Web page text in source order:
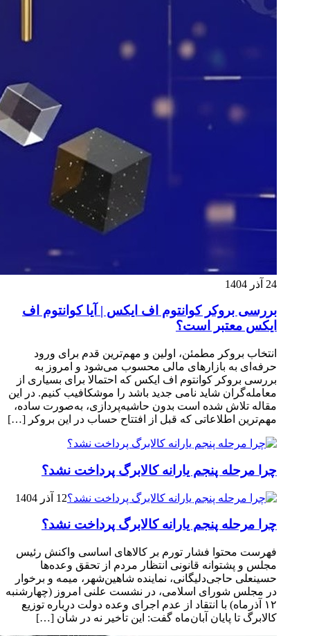
24 آذر 1404
بررسی بروکر کوانتوم اف ایکس | آیا کوانتوم اف
ایکس معتبر است؟
انتخاب بروکر مطمئن، اولین و مهم‌ترین قدم برای ورود
حرفه‌ای به بازارهای مالی محسوب می‌شود و امروز به
بررسی بروکر کوانتوم اف ایکس که احتمالا برای بسیاری از
معامله‌گران شاید نامی جدید باشد را موشکافیب کنیم. در این
مقاله تلاش شده است بدون حاشیه‌پردازی، به‌صورت ساده،
مهم‌ترین اطلاعاتی که قبل از افتتاح حساب در این بروکر […]
چرا مرحله پنجم یارانه کالابرگ پرداخت نشد؟
12 آذر 1404
چرا مرحله پنجم یارانه کالابرگ پرداخت نشد؟
فهرست محتوا فشار تورم بر کالاهای اساسی واکنش رئیس
مجلس و پشتوانه قانونی انتظار مردم از تحقق وعده‌ها
حسینعلی حاجی‌دلیگانی، نماینده شاهین‌شهر، میمه و برخوار
در مجلس شورای اسلامی، در نشست علنی امروز (چهارشنبه
۱۲ آذرماه) با انتقاد از عدم اجرای وعده دولت درباره توزیع
کالابرگ تا پایان آبان‌ماه گفت: این تأخیر نه در شأن […]